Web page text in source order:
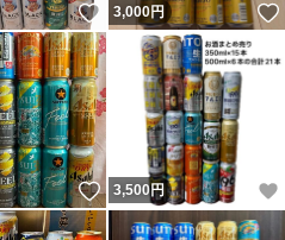
いいね！
3,000円
いいね！
3,500円